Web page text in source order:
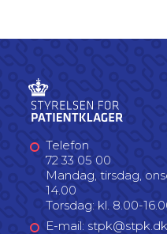
Telefon
72 33 05 00
Mandag, tirsdag,
14.00
Torsdag: kl. 8.00-
E-mail: stpk@stpk.dk